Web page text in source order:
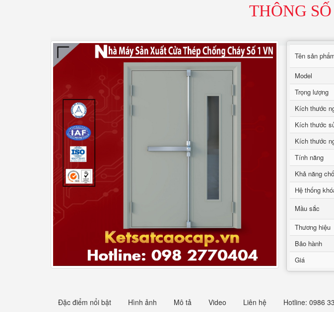
THÔNG
Tên sản
Model
Trọng lượng
Kích thước
Kích thước
Kích thước
Tính năng
Khả năng
Hệ thống
Mầu sắc
Thương hiệu
Bảo hành
Giá
Đặc điểm nổi bật Hình ảnh Mô tả Video Liên hệ Hotline: 0986